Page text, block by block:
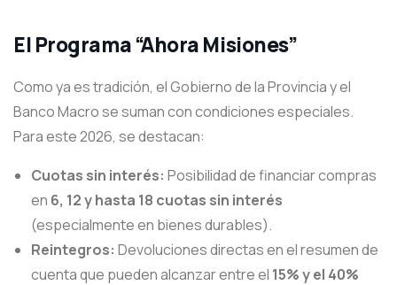
El Programa “Ahora Misiones”
Como ya es tradición, el Gobierno de la Provincia y el
Banco Macro se suman con condiciones especiales.
Para este 2026, se destacan:
Cuotas sin interés: Posibilidad de financiar compras
en 6, 12 y hasta 18 cuotas sin interés
(especialmente en bienes durables).
Reintegros: Devoluciones directas en el resumen de
cuenta que pueden alcanzar entre el 15% y el 40%